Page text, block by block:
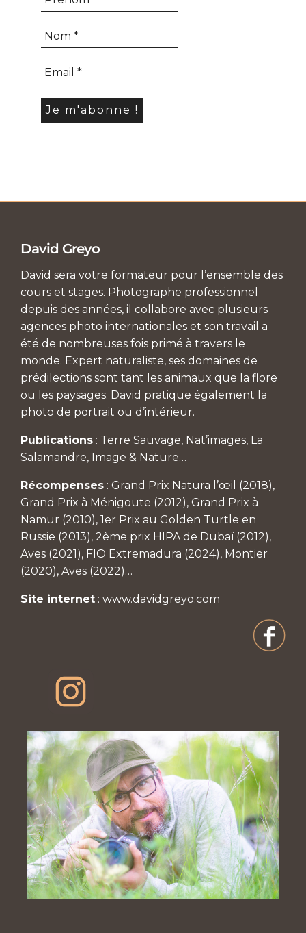
David Greyo
David sera votre formateur pour l’ensemble des
cours et stages. Photographe professionnel
depuis des années, il collabore avec plusieurs
agences photo internationales et son travail a
été de nombreuses fois primé à travers le
monde. Expert naturaliste, ses domaines de
prédilections sont tant les animaux que la flore
ou les paysages. David pratique également la
photo de portrait ou d’intérieur.
Publications : Terre Sauvage, Nat’images, La
Salamandre, Image & Nature…
Récompenses : Grand Prix Natura l’œil (2018),
Grand Prix à Ménigoute (2012), Grand Prix à
Namur (2010), 1er Prix au Golden Turtle en
Russie (2013), 2ème prix HIPA de Dubaï (2012),
Aves (2021), FIO Extremadura (2024), Montier
(2020), Aves (2022)…
Site internet : www.davidgreyo.com